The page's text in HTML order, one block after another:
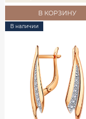
В КОРЗИНУ
В наличии